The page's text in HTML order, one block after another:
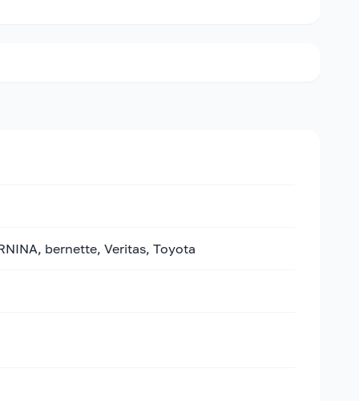
bernette, Veritas, Toyota